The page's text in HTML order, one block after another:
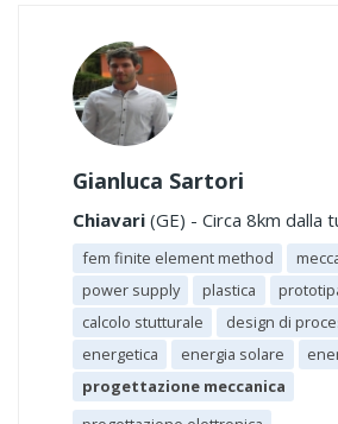
Gianluca Sartori
Chiavari (GE) - Circa 8km dalla
fem finite element method
power supply
plastica
calcolo stutturale
design di
energetica
energia solare
progettazione meccanica